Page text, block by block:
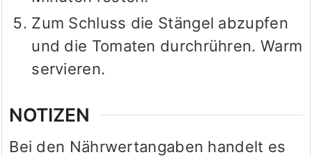
Zum Schluss die Stängel abzupfen
und die Tomaten durchrühren. Warm
servieren.
NOTIZEN
Bei den Nährwertangaben handelt es